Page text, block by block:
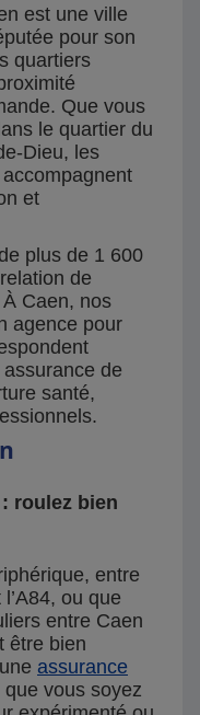
est une ville
pour son
quartiers
Que vous
le quartier du
Dieu, les
et
plus de 1 600
de
Caen, nos
agence pour
de
santé,
roulez bien
entre
ou que
entre Caen
être bien
assurance
vous soyez